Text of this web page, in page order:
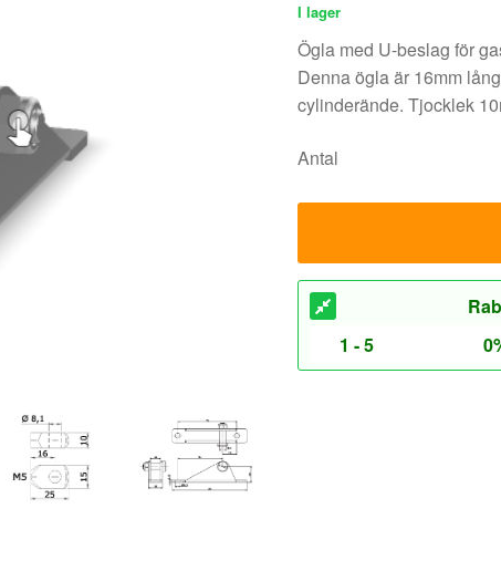
I lager
Ögla med U-beslag för
Denna ögla är 16mm
cylinderände. Tjocklek
Antal
1 - 5